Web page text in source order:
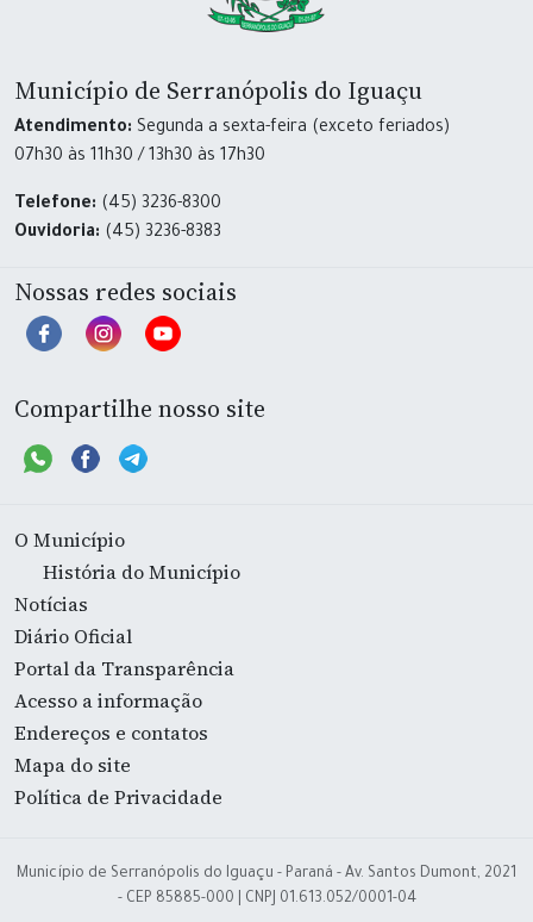
Município de Serranópolis do Iguaçu
Atendimento: Segunda a sexta-feira (exceto feriados)
07h30 às 11h30 / 13h30 às 17h30
Telefone: (45) 3236-8300
Ouvidoria: (45) 3236-8383
Nossas redes sociais
Compartilhe nosso site
O Município
História do Município
Notícias
Diário Oficial
Portal da Transparência
Acesso a informação
Endereços e contatos
Mapa do site
Política de Privacidade
Município de Serranópolis do Iguaçu - Paraná - Av. Santos Dumont, 2021
- CEP 85885-000 | CNPJ 01.613.052/0001-04